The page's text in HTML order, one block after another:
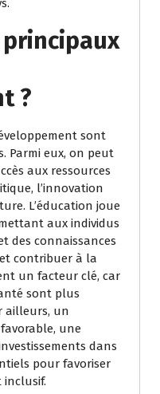
?
sont
Parmi eux, on peut
aux ressources
l’innovation
L’éducation joue
aux individus
des connaissances
contribuer à la
un facteur clé, car
sont plus
ailleurs, un
une
dans
pour favoriser
inclusif.